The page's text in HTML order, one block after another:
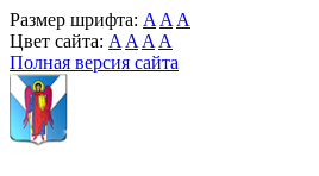
Размер шрифта: A A A
Цвет сайта: A A A A
Полная версия сайта